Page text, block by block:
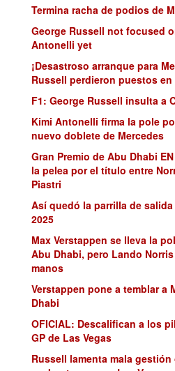
Termina racha de podios de
George Russell not focused
Antonelli yet
¡Desastroso arranque para
Russell perdieron puestos en
F1: George Russell insulta a
Kimi Antonelli firma la pole
nuevo doblete de Mercedes
Gran Premio de Abu Dhabi
la pelea por el título entre
Piastri
Así quedó la parrilla de
2025
Max Verstappen se lleva la
Abu Dhabi, pero Lando
manos
Verstappen pone a temblar a
Dhabi
OFICIAL: Descalifican a los
GP de Las Vegas
Russell lamenta mala